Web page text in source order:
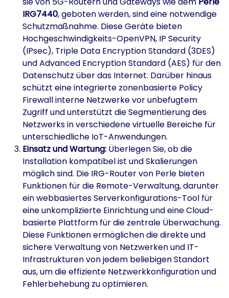
IRG7440, geboten werden, sind eine notwendige
Schutzmaßnahme. Diese Geräte bieten
Hochgeschwindigkeits-OpenVPN, IP Security
(IPsec), Triple Data Encryption Standard (3DES)
und Advanced Encryption Standard (AES) für den
Datenschutz über das Internet. Darüber hinaus
schützt eine integrierte zonenbasierte Policy
Firewall interne Netzwerke vor unbefugtem
Zugriff und unterstützt die Segmentierung des
Netzwerks in verschiedene virtuelle Bereiche für
unterschiedliche IoT-Anwendungen.
Einsatz und Wartung: Überlegen Sie, ob die
Installation kompatibel ist und Skalierungen
möglich sind. Die IRG-Router von Perle bieten
Funktionen für die Remote-Verwaltung, darunter
ein webbasiertes Serverkonfigurations-Tool für
eine unkomplizierte Einrichtung und eine Cloud-
basierte Plattform für die zentrale Überwachung.
Diese Funktionen ermöglichen die direkte und
sichere Verwaltung von Netzwerken und IT-
Infrastrukturen von jedem beliebigen Standort
aus, um die effiziente Netzwerkkonfiguration und
Fehlerbehebung zu optimieren.